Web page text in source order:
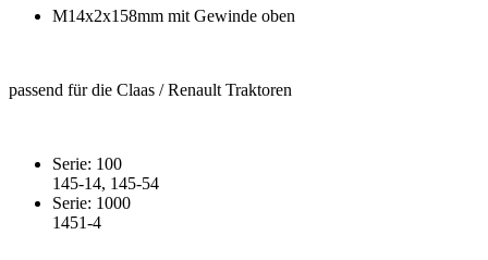
M14x2x158mm mit Gewinde oben
passend für die Claas / Renault Traktoren
Serie: 100
145-14, 145-54
Serie: 1000
1451-4